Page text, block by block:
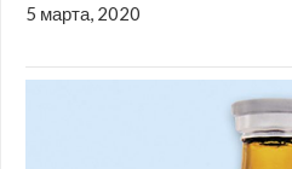
5 марта, 2020